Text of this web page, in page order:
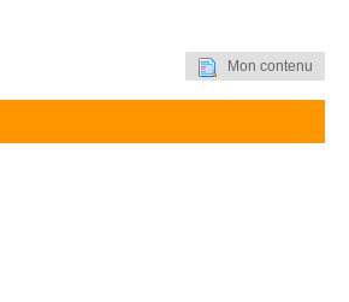
Mon contenu